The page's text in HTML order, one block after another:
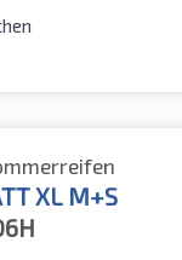
XL M+S